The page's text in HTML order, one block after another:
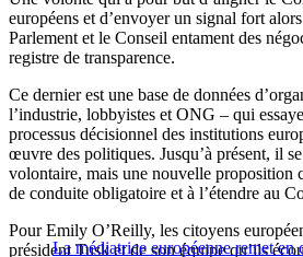
européens et d’envoyer un signal fort
Parlement et le Conseil entament des
registre de transparence.
Ce dernier est une base de données
l’industrie, lobbyistes et ONG – qui
processus décisionnel des institutions
œuvre des politiques. Jusqu’à présent, il
volontaire, mais une nouvelle proposition
de conduite obligatoire et à l’étendre au
La médiatrice européenne remet en
Pour Emily O’Reilly, les citoyens
président Tusk et de son équipe qu’ils